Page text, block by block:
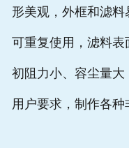
形美观，外框和滤料
可重复使用，滤料
初阻力小、容尘量
用户要求，制作各种